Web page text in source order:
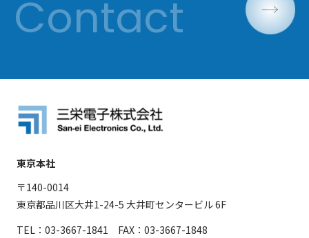
東京本社
〒140-0014
東京都品川区大井1-24-5 大井町センタービル 6F
TEL：03-3667-1841 FAX：03-3667-1848